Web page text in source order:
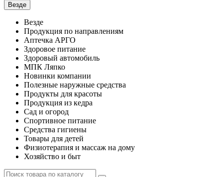
Везде
Везде
Продукция по направлениям
Аптечка АРГО
Здоровое питание
Здоровый автомобиль
МПК Ляпко
Новинки компании
Полезные наружные средства
Продукты для красоты
Продукция из кедра
Сад и огород
Спортивное питание
Средства гигиены
Товары для детей
Физиотерапия и массаж на дому
Хозяйство и быт